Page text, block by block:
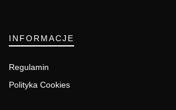
INFORMACJE
Regulamin
Polityka Cookies